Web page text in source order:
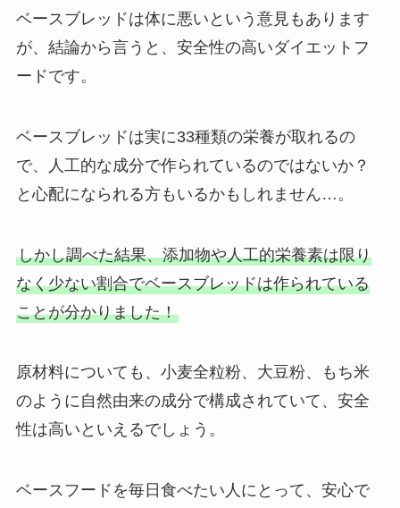
ベースブレッドは体に悪いという意見もあります
が、結論から言うと、安全性の高いダイエットフ
ードです。
ベースブレッドは実に33種類の栄養が取れるの
で、人工的な成分で作られているのではないか？
と心配になられる方もいるかもしれません…。
しかし調べた結果、添加物や人工的栄養素は限り
なく少ない割合でベースブレッドは作られている
ことが分かりました！
原材料についても、小麦全粒粉、大豆粉、もち米
のように自然由来の成分で構成されていて、安全
性は高いといえるでしょう。
ベースフードを毎日食べたい人にとって、安心で